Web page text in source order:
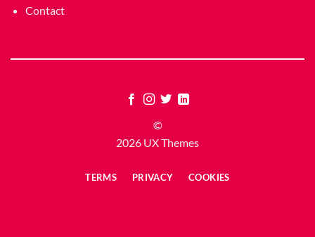
Contact
©
2026 UX Themes
TERMS PRIVACY COOKIES